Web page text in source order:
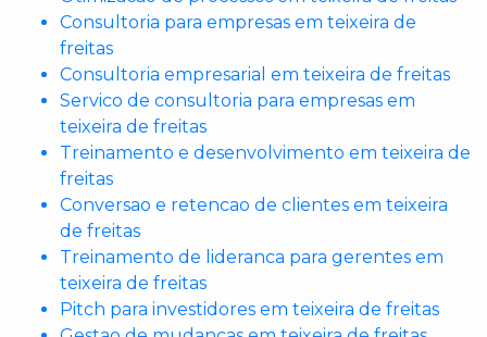
Consultoria para empresas em teixeira de
freitas
Consultoria empresarial em teixeira de freitas
Servico de consultoria para empresas em
teixeira de freitas
Treinamento e desenvolvimento em teixeira de
freitas
Conversao e retencao de clientes em teixeira
de freitas
Treinamento de lideranca para gerentes em
teixeira de freitas
Pitch para investidores em teixeira de freitas